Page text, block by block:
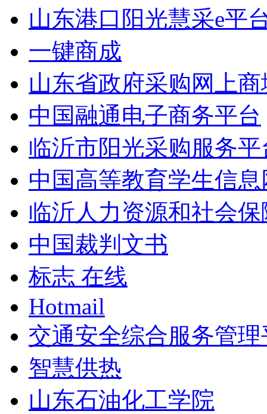
山东港口阳光慧采e平
一键商成
山东省政府采购网上商
中国融通电子商务平台
临沂市阳光采购服务平
中国高等教育学生信
临沂人力资源和社会保
中国裁判文书
标志 在线
Hotmail
交通安全综合服务管理
智慧供热
山东石油化工学院